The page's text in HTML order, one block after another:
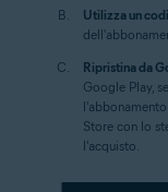
Utilizza un
Ripristina da
Google Play,
Store con lo
l'acquisto.